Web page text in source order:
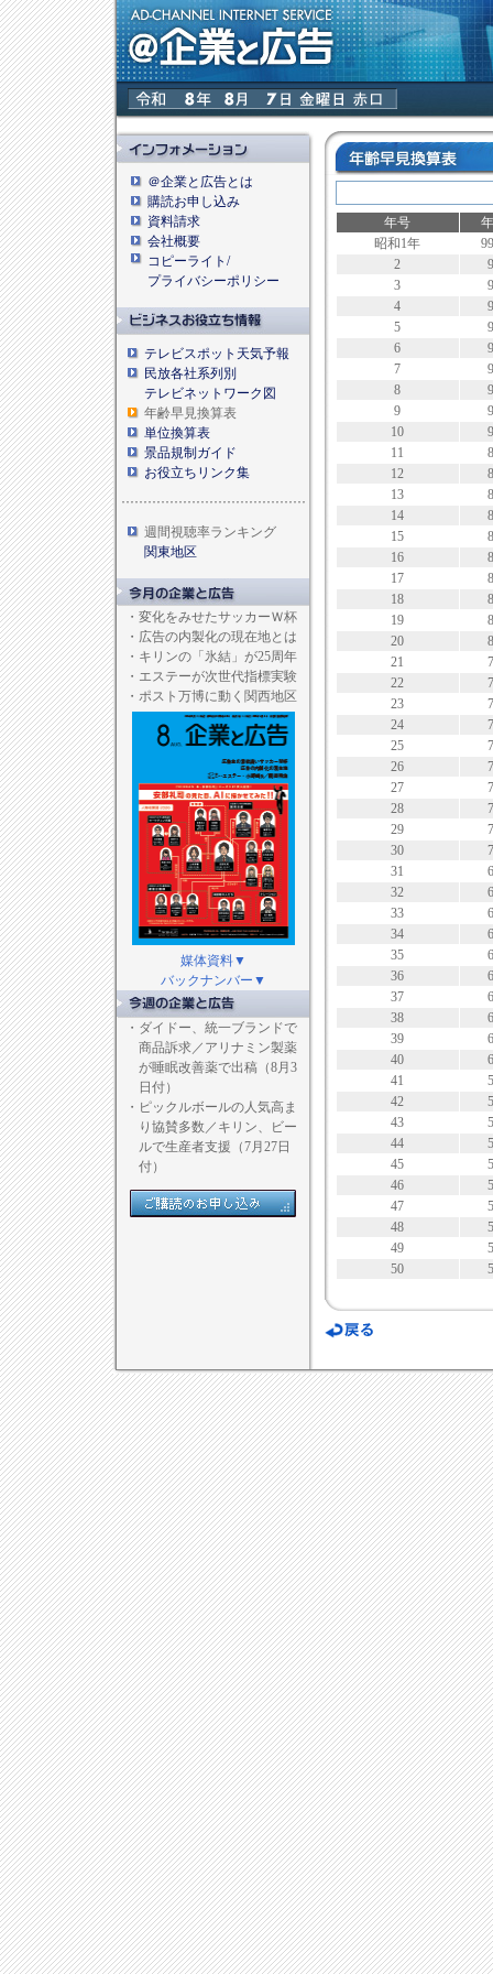
＠企業と広告とは
購読お申し込み
資料請求
会社概要
コピーライト/
プライバシーポリシー
テレビスポット天気予報
民放各社系列別
テレビネットワーク図
年齢早見換算表
単位換算表
景品規制ガイド
お役立ちリンク集
週間視聴率ランキング
関東地区
・ 変化をみせたサッカーＷ杯
・ 広告の内製化の現在地とは
・ キリンの「氷結」が25周年
・ エステーが次世代指標実験
・ ポスト万博に動く関西地区
媒体資料▼
バックナンバー▼
・ ダイドー、統一ブランドで
商品訴求／アリナミン製薬
が睡眠改善薬で出稿（8月3
日付）
・ ピックルボールの人気高ま
り協賛多数／キリン、ビー
ルで生産者支援（7月27日
付）
年号
昭和1年
2
3
4
5
6
7
8
9
10
11
12
13
14
15
16
17
18
19
20
21
22
23
24
25
26
27
28
29
30
31
32
33
34
35
36
37
38
39
40
41
42
43
44
45
46
47
48
49
50